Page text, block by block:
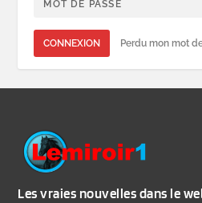
CONNEXION Perdu mon mot
Les vraies nouvelles dans le